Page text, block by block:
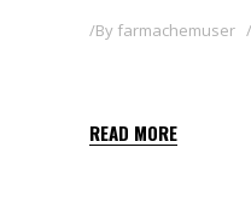
By farmachemuser
READ MORE